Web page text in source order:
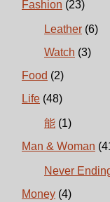
Fashion (23)
Leather (6)
Watch (3)
Food (2)
Life (48)
能 (1)
Man & Woman
Never
Money (4)